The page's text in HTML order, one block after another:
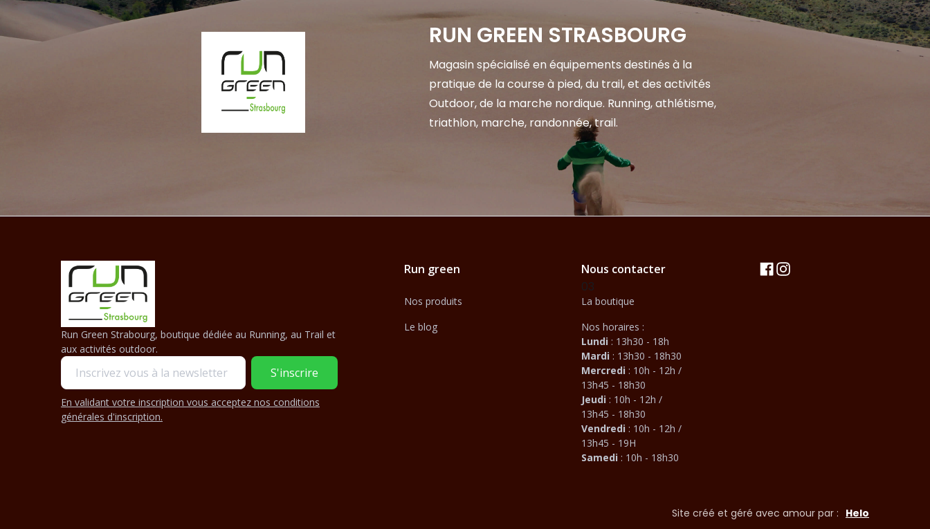
RUN GREEN STRASBOURG
Magasin spécialisé en équipements destinés à la
pratique de la course à pied, du trail, et des activités
Outdoor, de la marche nordique. Running, athlétisme,
triathlon, marche, randonnée, trail.
Run Green Strabourg, boutique dédiée au Running, au Trail et
aux activités outdoor.
En validant votre inscription vous acceptez nos conditions
générales d'inscription.
Run green
Nos produits
Le blog
Nous contacter
03
La boutique
Nos horaires :
Lundi : 13h30 - 18h
Mardi : 13h30 - 18h30
Mercredi : 10h - 12h /
13h45 - 18h30
Jeudi : 10h - 12h /
13h45 - 18h30
Vendredi : 10h - 12h /
13h45 - 19H
Samedi : 10h - 18h30
Site créé et géré avec amour par : Helo